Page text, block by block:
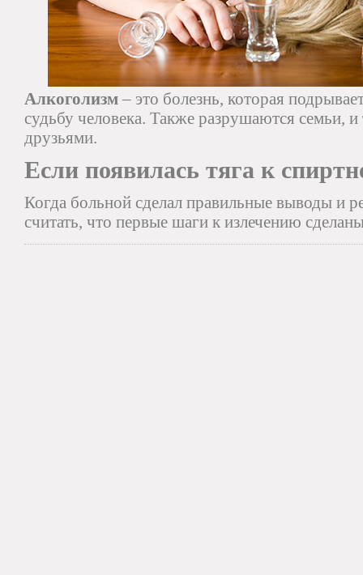
Алкоголизм – это болезнь, которая
судьбу человека. Также разрушаются семьи,
друзьями.
Если появилась тяга к
Когда больной сделал правильные выводы и
считать, что первые шаги к излечению